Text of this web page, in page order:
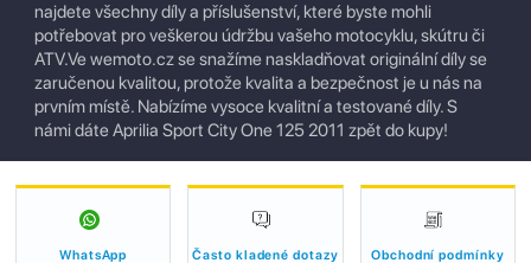
najdete všechny díly a příslušenství, které byste mohli
potřebovat pro veškerou údržbu vašeho motocyklu, skútru či
ATV.Ve wemoto.cz se snažíme naskladňovat originální díly se
zaručenou kvalitou, protože kvalita a bezpečnost je u nás na
prvním místě. Nabízíme vysoce kvalitní a testované díly. S
námi dáte Aprilia Sport City One 125 2011 zpět do kupy!
WhatsApp Často kladené dotazy Obchodní podmínky